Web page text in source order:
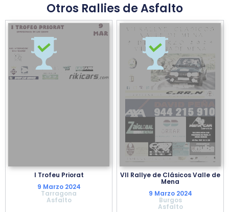
Otros Rallies de Asfalto
I Trofeu Priorat
9 Marzo 2024
Tarragona
Asfalto
VII Rallye de Clásicos Valle de
Mena
9 Marzo 2024
Burgos
Asfalto